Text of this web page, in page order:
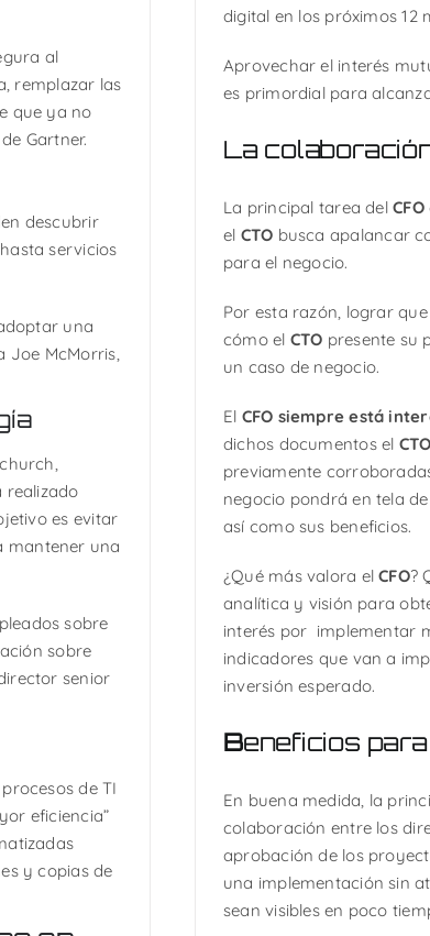
al
remplazar las
que ya no
Gartner.
descubrir
servicios
una
Joe McMorris,
realizado
es evitar
mantener una
sobre
sobre
senior
de TI
eficiencia”
y copias de
digital en los próximos 12
Aprovechar el interés
es primordial para
La
La principal tarea delCFO
el CTO busca apalancar
para el negocio.
Por esta razón, lograr
cómo el CTO presente su
un caso de negocio.
El CFO siempre está
dichos documentos el CTO
previamente
negocio pondrá en tela
así como sus beneficios.
¿Qué más valora elCFO?
analítica y visión para
interés por implementar
indicadores que van a
inversión esperado.
Beneficios
En buena medida, la
colaboración entre los
aprobación de los
una implementación sin
sean visibles en poco